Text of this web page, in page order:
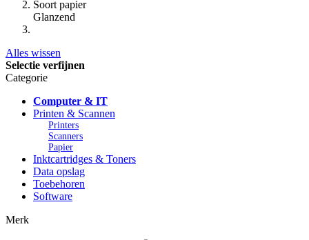
Soort papier
Glanzend
Alles wissen
Selectie verfijnen
Categorie
Computer & IT
Inktcartridges & Toners
Data opslag
Printen & Scannen
Printers
Scanners
Papier
Toebehoren
Software
Merk